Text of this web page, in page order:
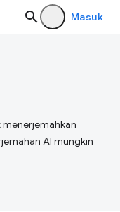
Masuk
AI mungkin